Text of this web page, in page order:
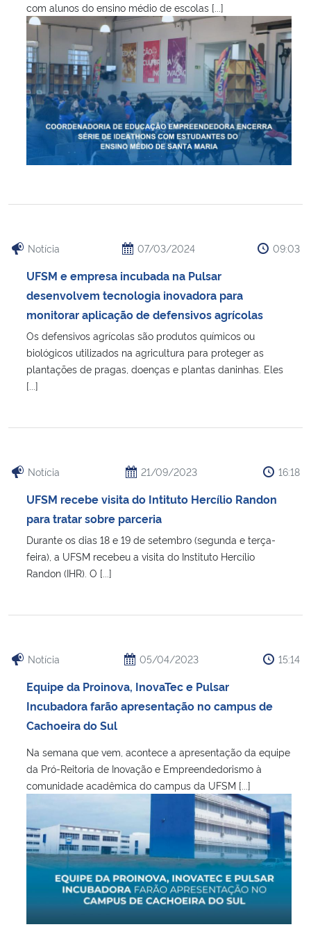
com alunos do ensino médio de escolas [...]
Notícia 07/03/2024 09:03
UFSM e empresa incubada na Pulsar
desenvolvem tecnologia inovadora para
monitorar aplicação de defensivos agrícolas
Os defensivos agrícolas são produtos químicos ou
biológicos utilizados na agricultura para proteger as
plantações de pragas, doenças e plantas daninhas. Eles
[...]
Notícia 21/09/2023 16:18
UFSM recebe visita do Intituto Hercílio Randon
para tratar sobre parceria
Durante os dias 18 e 19 de setembro (segunda e terça-
feira), a UFSM recebeu a visita do Instituto Hercílio
Randon (IHR). O [...]
Notícia 05/04/2023 15:14
Equipe da Proinova, InovaTec e Pulsar
Incubadora farão apresentação no campus de
Cachoeira do Sul
Na semana que vem, acontece a apresentação da equipe
da Pró-Reitoria de Inovação e Empreendedorismo à
comunidade acadêmica do campus da UFSM [...]